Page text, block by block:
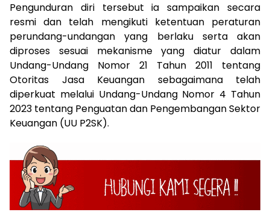
Pengunduran diri tersebut ia sampaikan secara
resmi dan telah mengikuti ketentuan peraturan
perundang-undangan yang berlaku serta akan
diproses sesuai mekanisme yang diatur dalam
Undang-Undang Nomor 21 Tahun 2011 tentang
Otoritas Jasa Keuangan sebagaimana telah
diperkuat melalui Undang-Undang Nomor 4 Tahun
2023 tentang Penguatan dan Pengembangan Sektor
Keuangan (UU P2SK).